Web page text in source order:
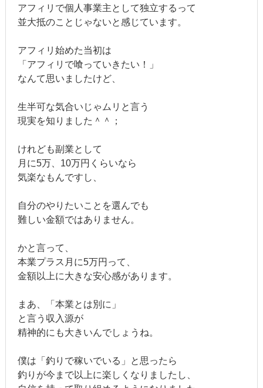
アフィリで個人事業主として独立するって
並大抵のことじゃないと感じています。
アフィリ始めた当初は
「アフィリで喰っていきたい！」
なんて思いましたけど、
生半可な気合いじゃムリと言う
現実を知りました＾＾；
けれども副業として
月に5万、10万円くらいなら
気楽なもんですし、
自分のやりたいことを選んでも
難しい金額ではありません。
かと言って、
本業プラス月に5万円って、
金額以上に大きな安心感があります。
まあ、「本業とは別に」
と言う収入源が
精神的にも大きいんでしょうね。
僕は「釣りで稼いでいる」と思ったら
釣りが今まで以上に楽しくなりましたし、